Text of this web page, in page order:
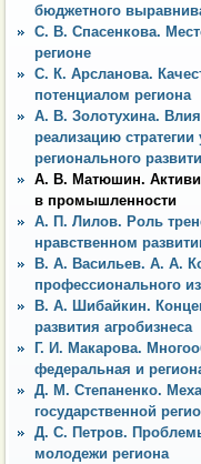
бюджетного
С. В. Спасенкова.
регионе
С. К. Арсланова.
потенциалом региона
А. В. Золотухина.
реализацию
регионального
А. В. Матюшин.
в промышленности
А. П. Лилов. Роль
нравственном
В. А. Васильев. А. А.
профессионального
В. А. Шибайкин.
развития агробизнеса
Г. И. Макарова.
федеральная и
Д. М. Степаненко.
государственной
Д. С. Петров.
молодежи региона